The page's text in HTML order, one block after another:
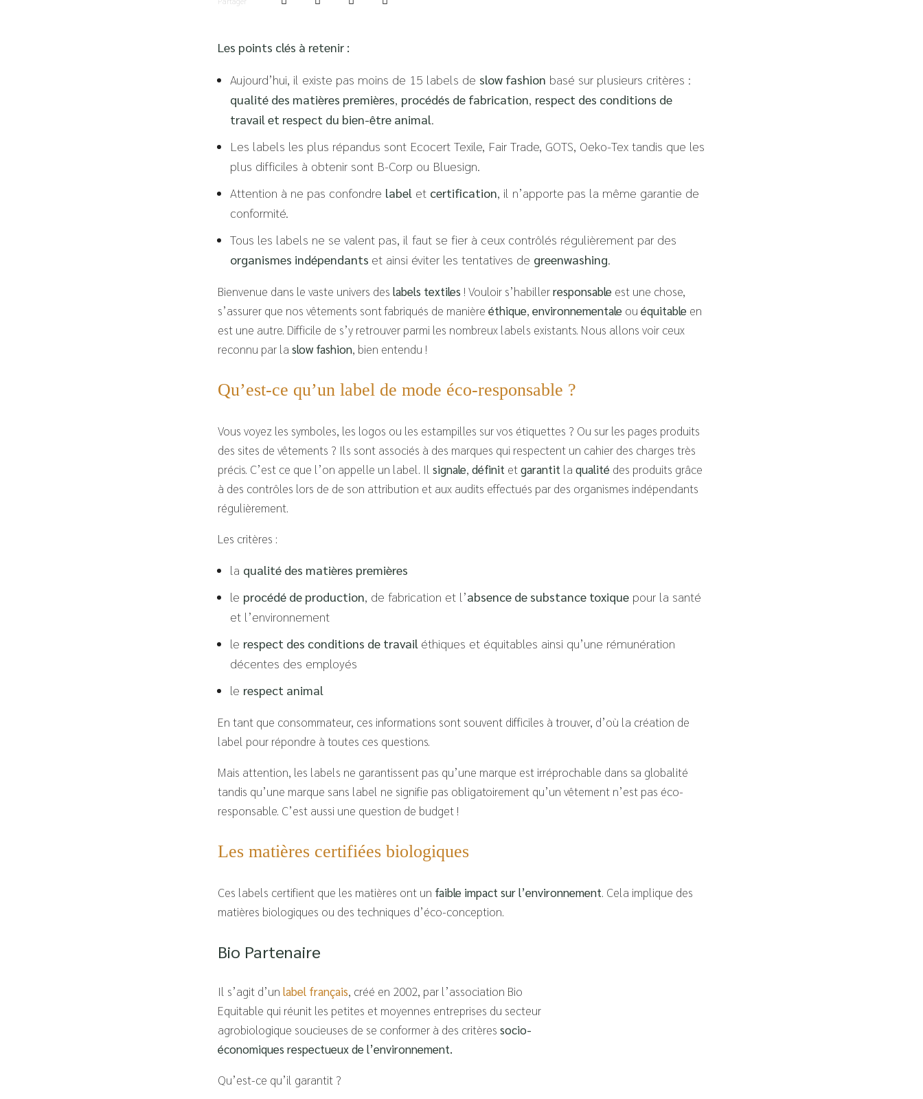
Les points clés à retenir :
Aujourd’hui, il existe pas moins de 15 labels de slow fashion basé sur plusieurs critères :
qualité des matières premières, procédés de fabrication, respect des conditions de
travail et respect du bien-être animal.
Les labels les plus répandus sont Ecocert Texile, Fair Trade, GOTS, Oeko-Tex tandis que les
plus difficiles à obtenir sont B-Corp ou Bluesign.
Attention à ne pas confondre label et certification, il n’apporte pas la même garantie de
conformité.
Tous les labels ne se valent pas, il faut se fier à ceux contrôlés régulièrement par des
organismes indépendants et ainsi éviter les tentatives de greenwashing.
Bienvenue dans le vaste univers des labels textiles ! Vouloir s’habillerresponsable est une chose,
s’assurer que nos vêtements sont fabriqués de manière éthique, environnementale ou équitable en
est une autre. Difficile de s’y retrouver parmi les nombreux labels existants. Nous allons voir ceux
reconnu par la slow fashion, bien entendu !
Qu’est-ce qu’un label de mode éco-responsable ?
Vous voyez les symboles, les logos ou les estampilles sur vos étiquettes ? Ou sur les pages produits
des sites de vêtements ? Ils sont associés à des marques qui respectent un cahier des charges très
précis. C’est ce que l’on appelle un label. Il signale, définit etgarantit la qualité des produits grâce
à des contrôles lors de de son attribution et aux audits effectués par des organismes indépendants
régulièrement.
Les critères :
la qualité des matières premières
le procédé de production, de fabrication et l’absence de substance toxique pour la santé
et l’environnement
le respect des conditions de travail éthiques et équitables ainsi qu’une rémunération
décentes des employés
le respect animal
En tant que consommateur, ces informations sont souvent difficiles à trouver, d’où la création de
label pour répondre à toutes ces questions.
Mais attention, les labels ne garantissent pas qu’une marque est irréprochable dans sa globalité
tandis qu’une marque sans label ne signifie pas obligatoirement qu’un vêtement n’est pas éco-
responsable. C’est aussi une question de budget !
Les matières certifiées biologiques
Ces labels certifient que les matières ont un faible impact sur l’environnement. Cela implique des
matières biologiques ou des techniques d’éco-conception.
Bio Partenaire
Il s’agit d’un label français, créé en 2002, par l’association Bio
Equitable qui réunit les petites et moyennes entreprises du secteur
agrobiologique soucieuses de se conformer à des critères socio-
économiques respectueux de l’environnement.
Qu’est-ce qu’il garantit ?